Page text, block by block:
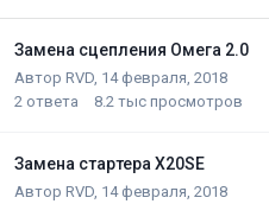
Замена сцепления Омега 2.0
Автор RVD 14 февраля, 2018
2 ответа 8.2 тыс просмотров
Замена стартера X20SE
Автор RVD 14 февраля, 2018